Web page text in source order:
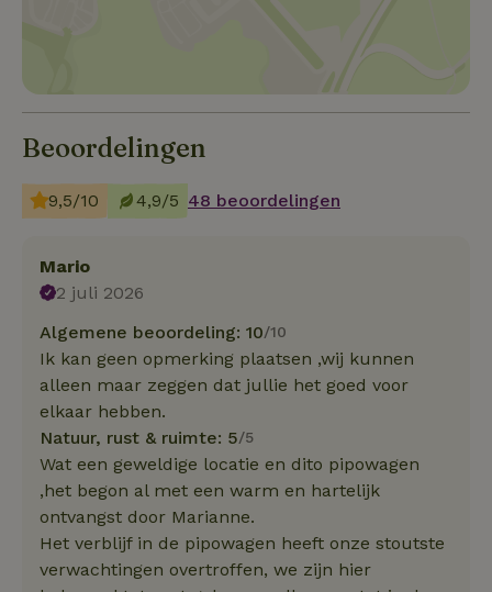
Beoordelingen
9,5/10 4,9/5 48 beoordelingen
Mario
2 juli 2026
Algemene beoordeling: 10/10
Ik kan geen opmerking plaatsen ,wij kunnen
alleen maar zeggen dat jullie het goed voor
elkaar hebben.
Natuur, rust & ruimte: 5/5
Wat een geweldige locatie en dito pipowagen
,het begon al met een warm en hartelijk
ontvangst door Marianne.
Het verblijf in de pipowagen heeft onze stoutste
verwachtingen overtroffen, we zijn hier